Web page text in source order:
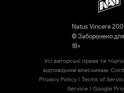
Natus Vincere
© Заборонено для
18+
Усі авторські права та
відповідним власникам.
Privacy Policy| Terms of
Service | Google